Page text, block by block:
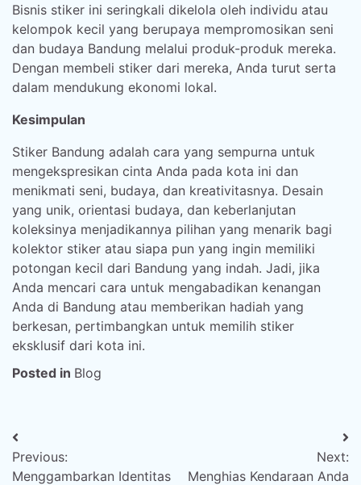
Bisnis stiker ini seringkali dikelola oleh individu atau
kelompok kecil yang berupaya mempromosikan seni
dan budaya Bandung melalui produk-produk mereka.
Dengan membeli stiker dari mereka, Anda turut serta
dalam mendukung ekonomi lokal.
Kesimpulan
Stiker Bandung adalah cara yang sempurna untuk
mengekspresikan cinta Anda pada kota ini dan
menikmati seni, budaya, dan kreativitasnya. Desain
yang unik, orientasi budaya, dan keberlanjutan
koleksinya menjadikannya pilihan yang menarik bagi
kolektor stiker atau siapa pun yang ingin memiliki
potongan kecil dari Bandung yang indah. Jadi, jika
Anda mencari cara untuk mengabadikan kenangan
Anda di Bandung atau memberikan hadiah yang
berkesan, pertimbangkan untuk memilih stiker
eksklusif dari kota ini.
Posted in Blog
Post
navigation
Previous:
Menggambarkan Identitas
Next:
Menghias Kendaraan Anda